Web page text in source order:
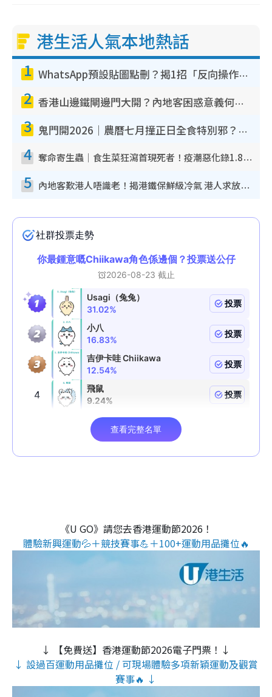
港生活人氣本地熱話
1 WhatsApp預設貼圖點刪？揭1招「反向操作」還原簡潔介面 附3步實測教學
2 香港山邊鐵閘邊門大開？內地客困惑意義何在！網民神回覆：呢種叫法理性防禦
3 鬼門開2026｜農曆七月撞正日全食特別邪？專家警告切忌做一事！揭4大禁忌+2招保平安
4 奪命寄生蟲｜食生菜狂瀉首現死者！疫潮惡化錄1.8萬宗病例 揭洗菜3大謬誤
5 內地客歎港人唔識老！揭港鐵保鮮級冷氣 港人求放過：咪投訴
《U GO》請您去香港運動節2026！
體驗新興運動💦＋競技賽事💪＋100+運動用品攤位🔥
↓ 【免費送】香港運動節2026電子門票！↓
↓ 設過百運動用品攤位 / 可現場體驗多項新穎運動及觀賞
賽事🔥 ↓